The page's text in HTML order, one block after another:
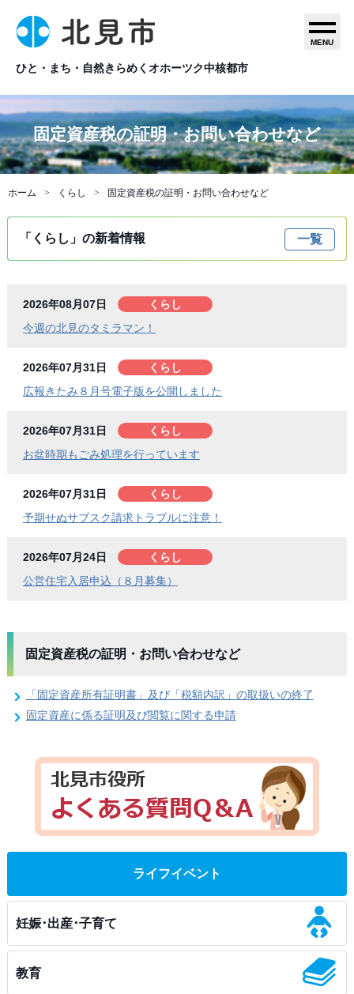
ひと・まち・自然きらめくオホーツク中核都市
MENU
固定資産税の証明・お問い合わせなど
ホーム くらし 固定資産税の証明・お問い合わせなど
「くらし」の新着情報 一覧
2026年08月07日
くらし
今週の北見のタミラマン！
2026年07月31日
くらし
広報きたみ８月号電子版を公開しました
2026年07月31日
くらし
お盆時期もごみ処理を行っています
2026年07月31日
くらし
予期せぬサブスク請求トラブルに注意！
2026年07月24日
くらし
公営住宅入居申込（８月募集）
固定資産税の証明・お問い合わせなど
「固定資産所有証明書」及び「税額内訳」の取扱いの終了
固定資産に係る証明及び閲覧に関する申請
ライフイベント
妊娠･出産･子育て
教育